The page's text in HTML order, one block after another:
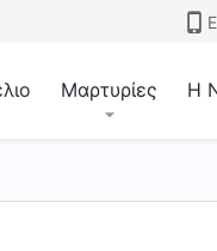
Μαρτυρίες Η